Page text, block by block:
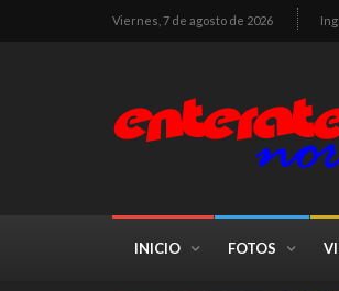
Viernes, 7 de agosto de 2026
INICIO FOTOS